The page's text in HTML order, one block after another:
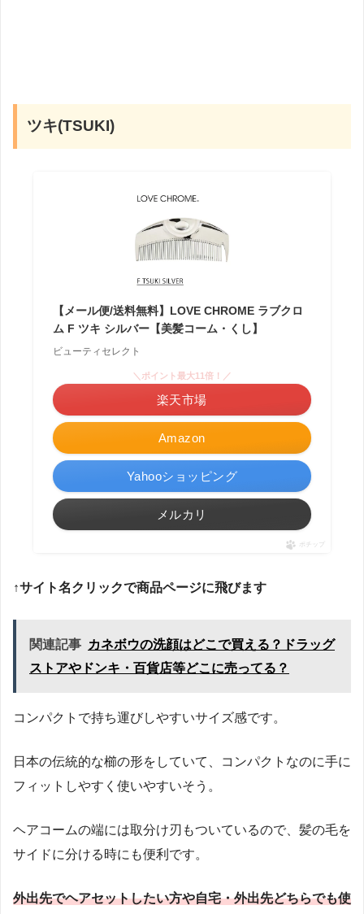
ツキ(TSUKI)
【メール便/送料無料】LOVE CHROME ラブクロ
ム F ツキ シルバー【美髪コーム・くし】
ビューティセレクト
Amazon
＼ポイント最大11倍！／
楽天市場
Yahooショッピング
メルカリ
ポチップ
↑サイト名クリックで商品ページに飛びます
関連記事 カネボウの洗顔はどこで買える？ドラッグ
ストアやドンキ・百貨店等どこに売ってる？
コンパクトで持ち運びしやすいサイズ感です。
日本の伝統的な櫛の形をしていて、コンパクトなのに手に
フィットしやすく使いやすいそう。
ヘアコームの端には取分け刃もついているので、髪の毛を
サイドに分ける時にも便利です。
外出先でヘアセットしたい方や自宅・外出先どちらでも使